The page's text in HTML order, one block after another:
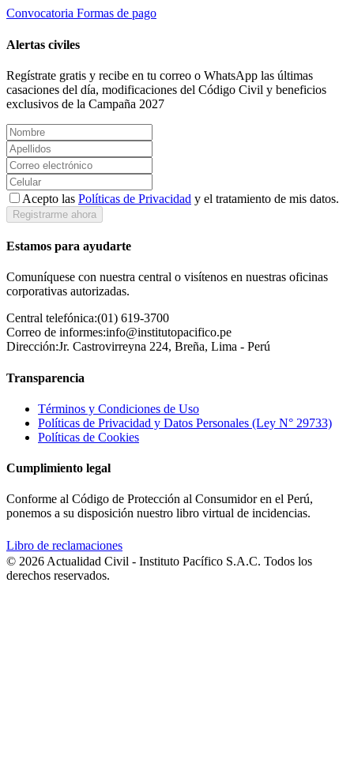
Convocatoria Formas de pago
Alertas civiles
Regístrate gratis y recibe en tu correo o WhatsApp las últimas
casaciones del día, modificaciones del Código Civil y beneficios
exclusivos de la Campaña 2027
Acepto las Políticas de Privacidad y el tratamiento de mis datos.
Registrarme ahora
Estamos para ayudarte
Comuníquese con nuestra central o visítenos en nuestras oficinas
corporativas autorizadas.
Central telefónica:(01) 619-3700
Correo de informes:info@institutopacifico.pe
Dirección:Jr. Castrovirreyna 224, Breña, Lima - Perú
Transparencia
Términos y Condiciones de Uso
Políticas de Privacidad y Datos Personales (Ley N° 29733)
Políticas de Cookies
Cumplimiento legal
Conforme al Código de Protección al Consumidor en el Perú,
ponemos a su disposición nuestro libro virtual de incidencias.
Libro de reclamaciones
© 2026 Actualidad Civil - Instituto Pacífico S.A.C. Todos los
derechos reservados.